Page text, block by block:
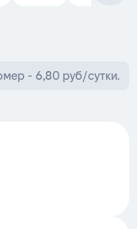
- 6,80 руб/сутки.